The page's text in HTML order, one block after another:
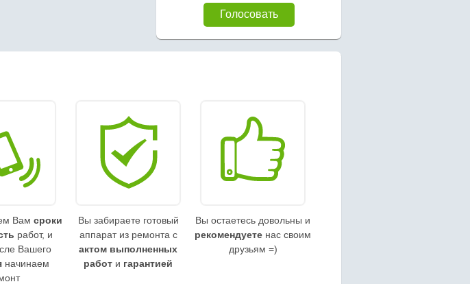
Вам сроки
работ, и
Вашего
начинаем
Вы забираете готовый
аппарат из ремонта с
актом выполненных
работ и гарантией
Вы остаетесь довольны и
рекомендуете нас своим
друзьям =)